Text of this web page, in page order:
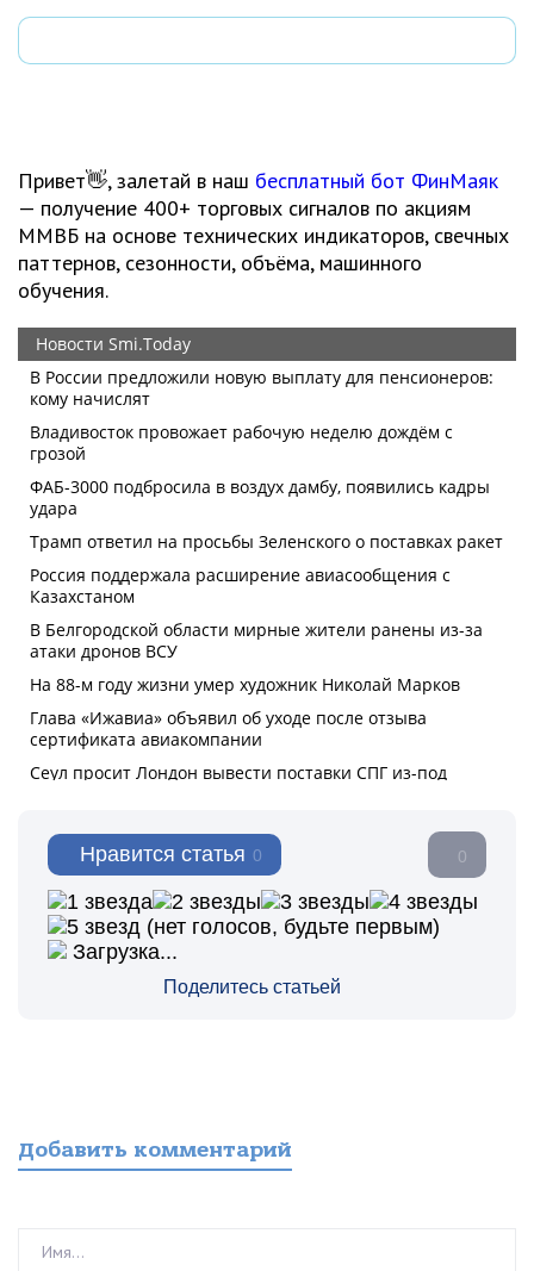
Привет👋, залетай в наш бесплатный бот ФинМаяк
— получение 400+ торговых сигналов по акциям
ММВБ на основе технических индикаторов, свечных
паттернов, сезонности, объёма, машинного
обучения.
Нравится статья 0 0
Поделитесь статьей
(нет голосов, будьте первым)
Загрузка...
Добавить комментарий